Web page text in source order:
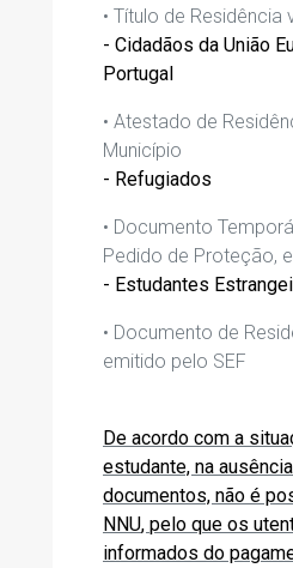
• Título de Residência
- Cidadãos da União
Portugal
• Atestado de
Município
- Refugiados
• Documento
Pedido de Proteção,
- Estudantes
• Documento de
emitido pelo SEF
De acordo com a
estudante, na
documentos, não é
NNU, pelo que os
informados do